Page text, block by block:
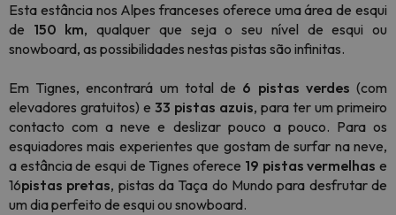
Esta estância nos Alpes franceses oferece uma área de esqui
de 150 km, qualquer que seja o seu nível de esqui ou
snowboard, as possibilidades nestas pistas são infinitas.
Em Tignes, encontrará um total de 6 pistas verdes (com
elevadores gratuitos) e 33 pistas azuis, para ter um primeiro
contacto com a neve e deslizar pouco a pouco. Para os
esquiadores mais experientes que gostam de surfar na neve,
a estância de esqui de Tignes oferece 19 pistas vermelhas e
16pistas pretas, pistas da Taça do Mundo para desfrutar de
um dia perfeito de esqui ou snowboard.